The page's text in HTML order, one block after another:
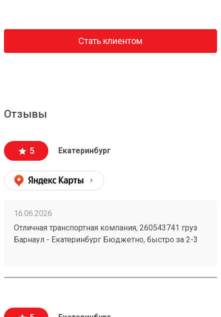
Стать клиентом
Отзывы
5 Екатеринбург
16.06.2026
Отличная транспортная компания, 260543741 груз
Барнаул - Екатеринбург Бюджетно, быстро за 2-3
плохого и неприятного момента не могу вспомнить.